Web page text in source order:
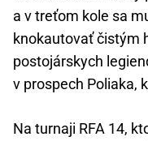
a v treťom kole sa
knokautovať čistým
postojárskych
v prospech Poliaka,
Na turnaji RFA 14,